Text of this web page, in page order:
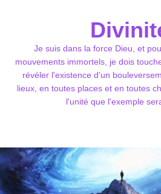
Je suis dans la force Dieu, et
mouvements immortels, je dois
révéler l'existence d'un
lieux, en toutes places et en toutes
l'unité que l'exemple